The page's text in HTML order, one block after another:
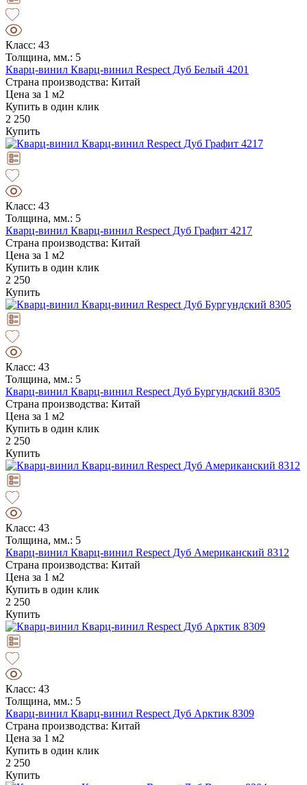
Класс: 43
Толщина, мм.: 5
Кварц-винил Кварц-винил Respect Дуб Белый 4201
Страна производства: Китай
Цена за 1 м2
Купить в один клик
2 250
Купить
Класс: 43
Толщина, мм.: 5
Кварц-винил Кварц-винил Respect Дуб Графит 4217
Страна производства: Китай
Цена за 1 м2
Купить в один клик
2 250
Купить
Класс: 43
Толщина, мм.: 5
Кварц-винил Кварц-винил Respect Дуб Бургундский 8305
Страна производства: Китай
Цена за 1 м2
Купить в один клик
2 250
Купить
Класс: 43
Толщина, мм.: 5
Кварц-винил Кварц-винил Respect Дуб Американский 8312
Страна производства: Китай
Цена за 1 м2
Купить в один клик
2 250
Купить
Класс: 43
Толщина, мм.: 5
Кварц-винил Кварц-винил Respect Дуб Арктик 8309
Страна производства: Китай
Цена за 1 м2
Купить в один клик
2 250
Купить